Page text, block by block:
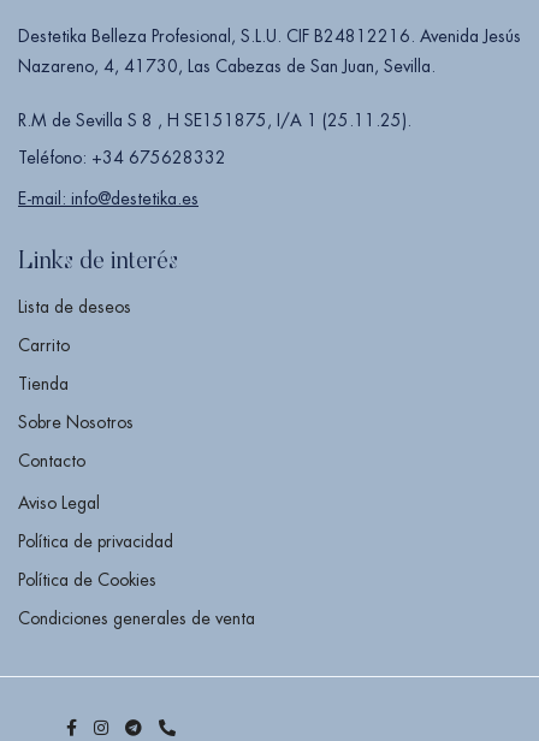
Destetika Belleza Profesional, S.L.U. CIF B24812216. Avenida Jesús
Nazareno, 4, 41730, Las Cabezas de San Juan, Sevilla.
R.M de Sevilla S 8 , H SE151875, I/A 1 (25.11.25).
Teléfono: +34 675628332
E-mail: info@destetika.es
Links de interés
Lista de deseos
Carrito
Tienda
Sobre Nosotros
Contacto
Aviso Legal
Política de privacidad
Política de Cookies
Condiciones generales de venta